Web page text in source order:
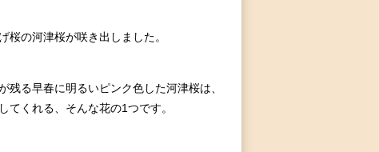
桜の河津桜が咲き出しました。
残る早春に明るいピンク色した河津桜は、
くれる、そんな花の1つです。